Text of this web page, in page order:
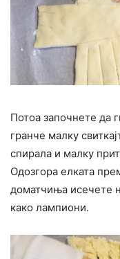
Потоа започнете да
гранче малку
спирала и малку
Одозгора елката
доматчиња исечете
како лампиони.